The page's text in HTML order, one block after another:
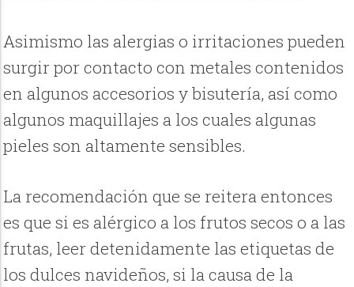
Asimismo las alergias o irritaciones pueden
surgir por contacto con metales contenidos
en algunos accesorios y bisutería, así como
algunos maquillajes a los cuales algunas
pieles son altamente sensibles.
La recomendación que se reitera entonces
es que si es alérgico a los frutos secos o a las
frutas, leer detenidamente las etiquetas de
los dulces navideños, si la causa de la